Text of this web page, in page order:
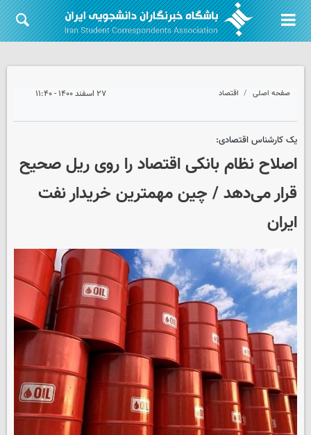
صفحه اصلی اقتصاد ۲۷ اسفند ۱۴۰۰ - ۱۱:۴۰
یک کارشناس اقتصادی:
اصلاح نظام بانکی اقتصاد را روی ریل صحیح
قرار می‌دهد / چین مهمترین خریدار نفت
ایران